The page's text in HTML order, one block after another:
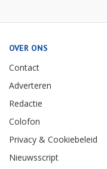
OVER ONS
Contact
Adverteren
Redactie
Colofon
Privacy & Cookiebeleid
Nieuwsscript